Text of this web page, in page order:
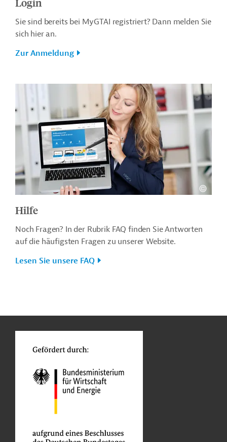
Sie sind bereits bei MyGTAI registriert? Dann melden Sie
sich hier an.
Zur Anmeldung
Hilfe
Noch Fragen? In der Rubrik FAQ finden Sie Antworten
auf die häufigsten Fragen zu unserer Website.
Lesen Sie unsere FAQ